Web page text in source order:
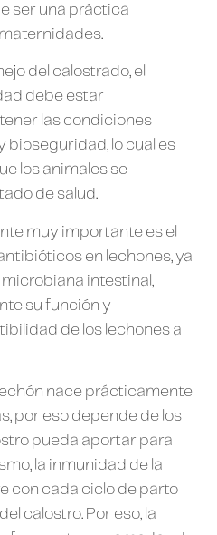
ser una práctica
del calostrado, el
debe estar
las condiciones
bioseguridad, lo cual es
los animales se
de salud.
muy importante es el
en lechones, ya
intestinal,
su función y
de los lechones a
nace prácticamente
por eso depende de los
pueda aportar para
la inmunidad de la
con cada ciclo de parto
calostro. Por eso, la